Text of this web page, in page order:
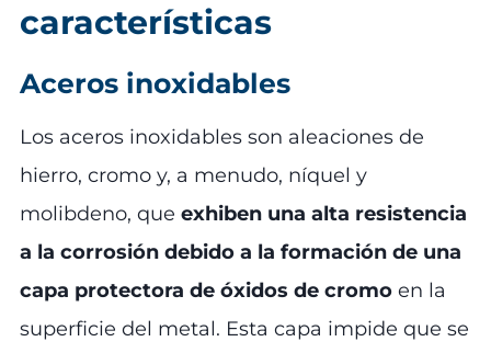
características
Aceros inoxidables
Los aceros inoxidables son aleaciones de
hierro, cromo y, a menudo, níquel y
molibdeno, que exhiben una alta resistencia
a la corrosión debido a la formación de una
capa protectora de óxidos de cromo en la
superficie del metal. Esta capa impide que se